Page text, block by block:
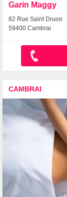
Garin Maggy
82 Rue Saint Druon
59400 Cambrai
CAMBRAI